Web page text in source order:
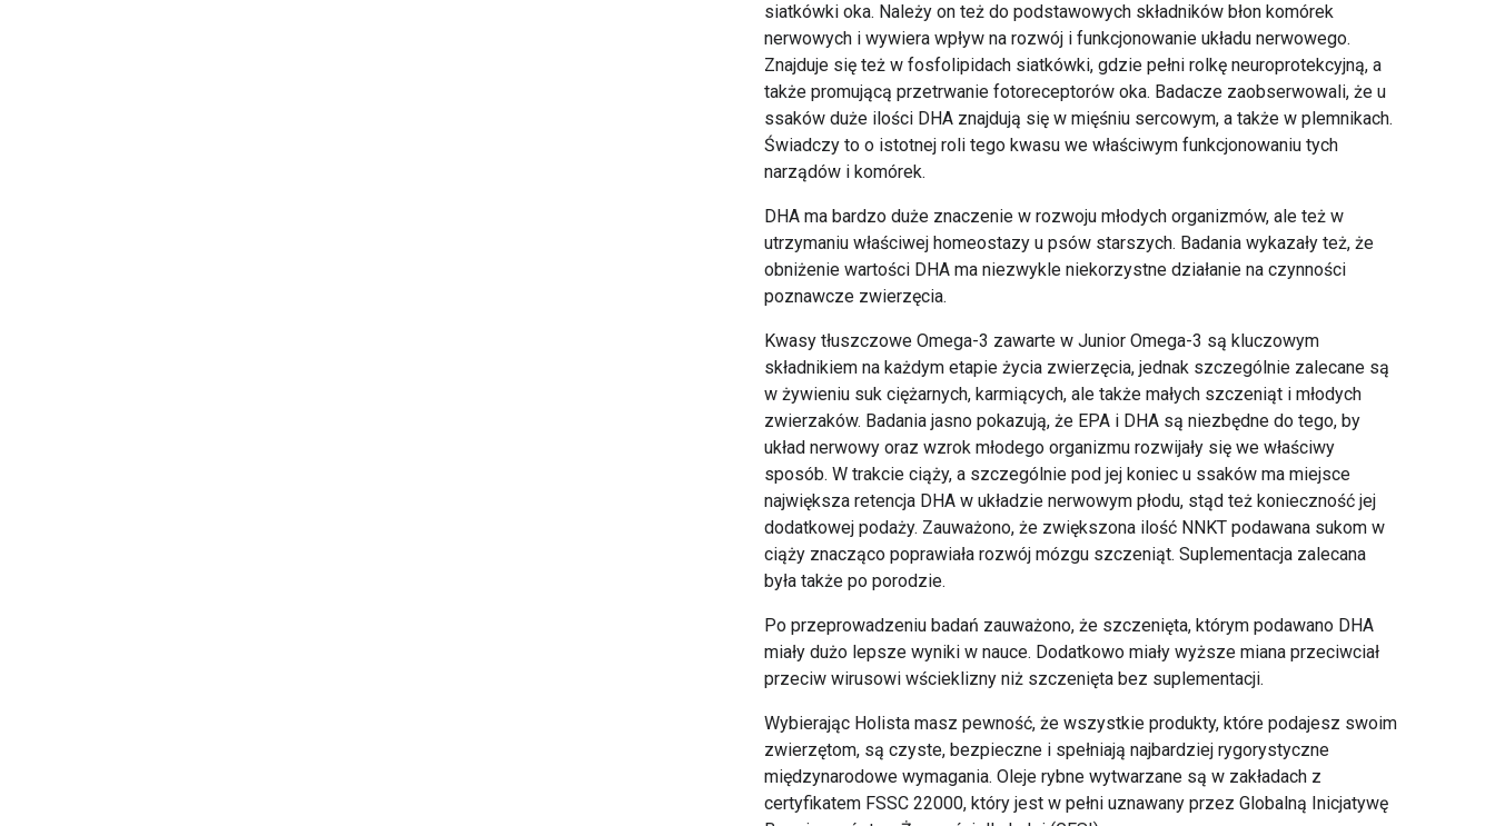
siatkówki oka. Należy on też do podstawowych składników błon komórek
nerwowych i wywiera wpływ na rozwój i funkcjonowanie układu nerwowego.
Znajduje się też w fosfolipidach siatkówki, gdzie pełni rolkę neuroprotekcyjną, a
także promującą przetrwanie fotoreceptorów oka. Badacze zaobserwowali, że u
ssaków duże ilości DHA znajdują się w mięśniu sercowym, a także w plemnikach.
Świadczy to o istotnej roli tego kwasu we właściwym funkcjonowaniu tych
narządów i komórek.
DHA ma bardzo duże znaczenie w rozwoju młodych organizmów, ale też w
utrzymaniu właściwej homeostazy u psów starszych. Badania wykazały też, że
obniżenie wartości DHA ma niezwykle niekorzystne działanie na czynności
poznawcze zwierzęcia.
Kwasy tłuszczowe Omega-3 zawarte w Junior Omega-3 są kluczowym
składnikiem na każdym etapie życia zwierzęcia, jednak szczególnie zalecane są
w żywieniu suk ciężarnych, karmiących, ale także małych szczeniąt i młodych
zwierzaków. Badania jasno pokazują, że EPA i DHA są niezbędne do tego, by
układ nerwowy oraz wzrok młodego organizmu rozwijały się we właściwy
sposób. W trakcie ciąży, a szczególnie pod jej koniec u ssaków ma miejsce
największa retencja DHA w układzie nerwowym płodu, stąd też konieczność jej
dodatkowej podaży. Zauważono, że zwiększona ilość NNKT podawana sukom w
ciąży znacząco poprawiała rozwój mózgu szczeniąt. Suplementacja zalecana
była także po porodzie.
Po przeprowadzeniu badań zauważono, że szczenięta, którym podawano DHA
miały dużo lepsze wyniki w nauce. Dodatkowo miały wyższe miana przeciwciał
przeciw wirusowi wścieklizny niż szczenięta bez suplementacji.
Wybierając Holista masz pewność, że wszystkie produkty, które podajesz swoim
zwierzętom, są czyste, bezpieczne i spełniają najbardziej rygorystyczne
międzynarodowe wymagania. Oleje rybne wytwarzane są w zakładach z
certyfikatem FSSC 22000, który jest w pełni uznawany przez Globalną Inicjatywę